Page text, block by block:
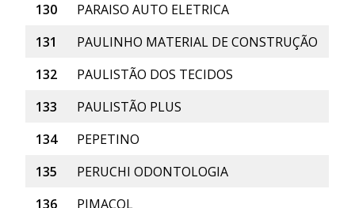
130
PARAISO AUTO ELETRICA
131
PAULINHO MATERIAL DE CONSTRUÇÃO
132
PAULISTÃO DOS TECIDOS
133
PAULISTÃO PLUS
134
PEPETINO
135
PERUCHI ODONTOLOGIA
136
PIMACOL